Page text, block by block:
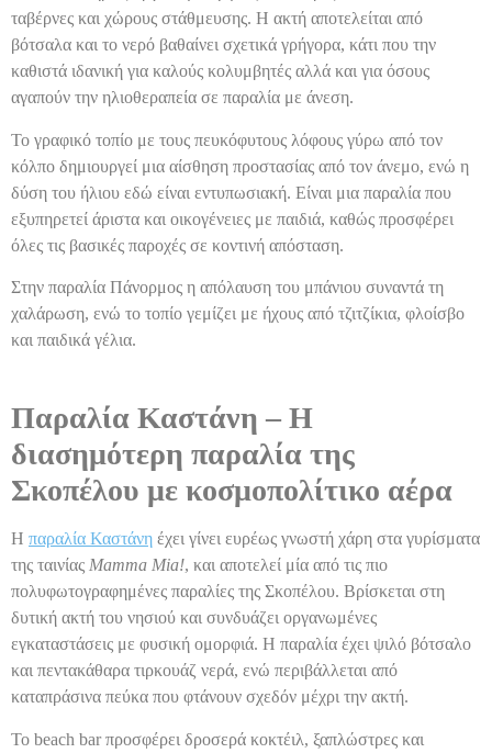
ταβέρνες και χώρους στάθμευσης. Η ακτή αποτελείται από
βότσαλα και το νερό βαθαίνει σχετικά γρήγορα, κάτι που την
καθιστά ιδανική για καλούς κολυμβητές αλλά και για όσους
αγαπούν την ηλιοθεραπεία σε παραλία με άνεση.
Το γραφικό τοπίο με τους πευκόφυτους λόφους γύρω από τον
κόλπο δημιουργεί μια αίσθηση προστασίας από τον άνεμο, ενώ η
δύση του ήλιου εδώ είναι εντυπωσιακή. Είναι μια παραλία που
εξυπηρετεί άριστα και οικογένειες με παιδιά, καθώς προσφέρει
όλες τις βασικές παροχές σε κοντινή απόσταση.
Στην παραλία Πάνορμος η απόλαυση του μπάνιου συναντά τη
χαλάρωση, ενώ το τοπίο γεμίζει με ήχους από τζιτζίκια, φλοίσβο
και παιδικά γέλια.
Παραλία Καστάνη – Η
διασημότερη παραλία της
Σκοπέλου με κοσμοπολίτικο αέρα
Η παραλία Καστάνη έχει γίνει ευρέως γνωστή χάρη στα γυρίσματα
της ταινίας Mamma Mia!, και αποτελεί μία από τις πιο
πολυφωτογραφημένες παραλίες της Σκοπέλου. Βρίσκεται στη
δυτική ακτή του νησιού και συνδυάζει οργανωμένες
εγκαταστάσεις με φυσική ομορφιά. Η παραλία έχει ψιλό βότσαλο
και πεντακάθαρα τιρκουάζ νερά, ενώ περιβάλλεται από
καταπράσινα πεύκα που φτάνουν σχεδόν μέχρι την ακτή.
Το beach bar προσφέρει δροσερά κοκτέιλ, ξαπλώστρες και